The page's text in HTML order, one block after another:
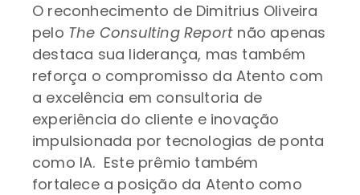
O reconhecimento de Dimitrius Oliveira
pelo The Consulting Report não apenas
destaca sua liderança, mas também
reforça o compromisso da Atento com
a excelência em consultoria de
experiência do cliente e inovação
impulsionada por tecnologias de ponta
como IA. Este prêmio também
fortalece a posição da Atento como